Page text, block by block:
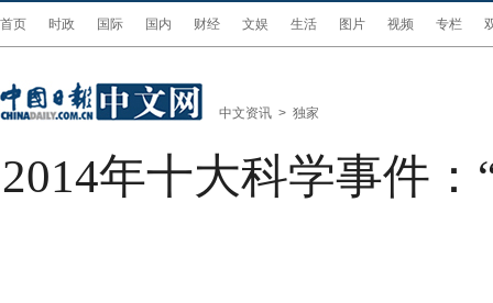
首页 时政 国际 国内 财经 文娱 生活 图片 视频 专栏
中文资讯 > 独家
2014年十大科学事件